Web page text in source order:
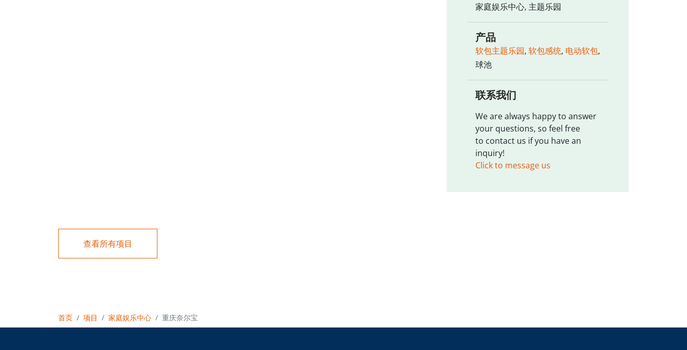
家庭娱乐中心, 主题乐园
产品
软包主题乐园, 软包感统, 电动软包,
球池
联系我们
We are always happy to answer
your questions, so feel free
to contact us if you have an
inquiry!
Click to message us
查看所有项目
首页 项目 家庭娱乐中心 重庆奈尔宝